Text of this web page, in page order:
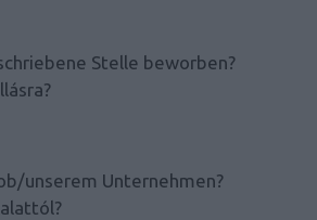
Stelle beworben?
unserem Unternehmen?